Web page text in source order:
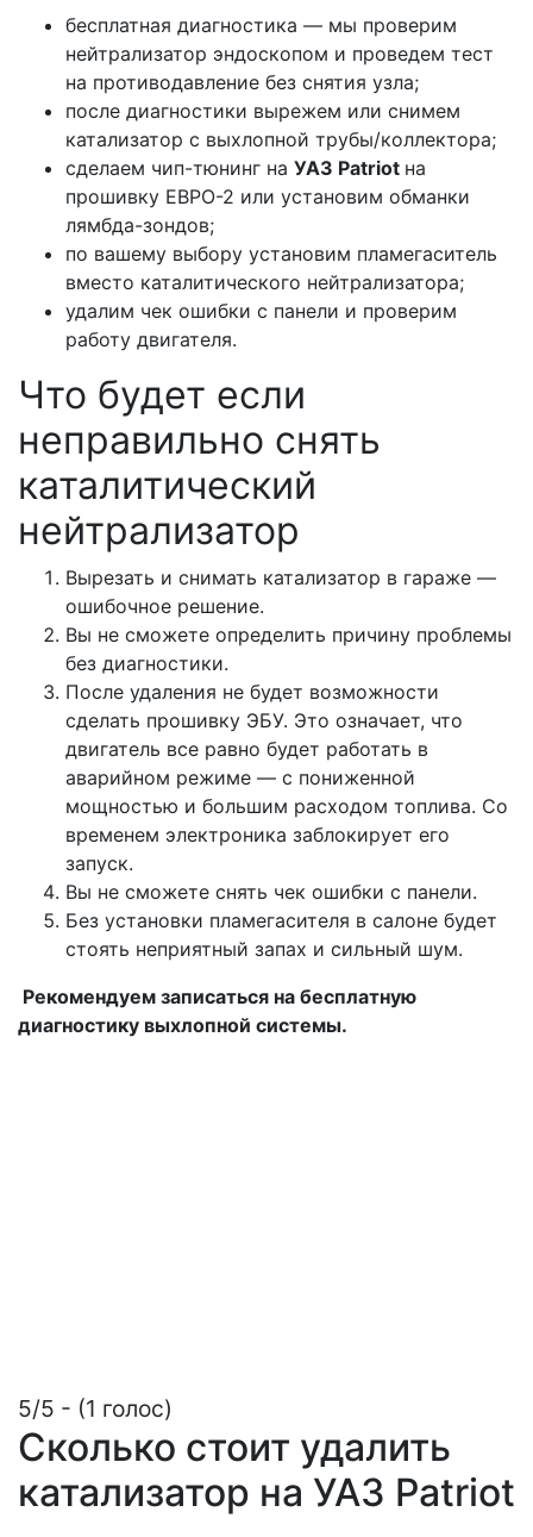
бесплатная диагностика — мы проверим
нейтрализатор эндоскопом и проведем тест
на противодавление без снятия узла;
после диагностики вырежем или снимем
катализатор с выхлопной трубы/коллектора;
сделаем чип-тюнинг на УАЗ Patriot на
прошивку ЕВРО-2 или установим обманки
лямбда-зондов;
по вашему выбору установим пламегаситель
вместо каталитического нейтрализатора;
удалим чек ошибки с панели и проверим
работу двигателя.
Что будет если
неправильно снять
каталитический
нейтрализатор
Вырезать и снимать катализатор в гараже —
ошибочное решение.
Вы не сможете определить причину проблемы
без диагностики.
После удаления не будет возможности
сделать прошивку ЭБУ. Это означает, что
двигатель все равно будет работать в
аварийном режиме — с пониженной
мощностью и большим расходом топлива. Со
временем электроника заблокирует его
запуск.
Вы не сможете снять чек ошибки с панели.
Без установки пламегасителя в салоне будет
стоять неприятный запах и сильный шум.
Рекомендуем записаться на бесплатную
диагностику выхлопной системы.
5/5 - (1 голос)
Сколько стоит удалить
катализатор на УАЗ Patriot